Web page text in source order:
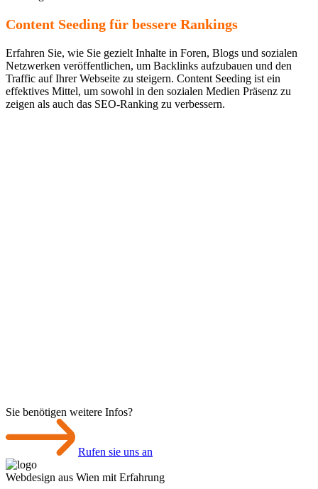
Content Seeding für bessere Rankings
Erfahren Sie, wie Sie gezielt Inhalte in Foren, Blogs und sozialen
Netzwerken veröffentlichen, um Backlinks aufzubauen und den
Traffic auf Ihrer Webseite zu steigern. Content Seeding ist ein
effektives Mittel, um sowohl in den sozialen Medien Präsenz zu
zeigen als auch das SEO-Ranking zu verbessern.
Sie benötigen weitere Infos?
Rufen sie uns an
Webdesign aus Wien mit Erfahrung